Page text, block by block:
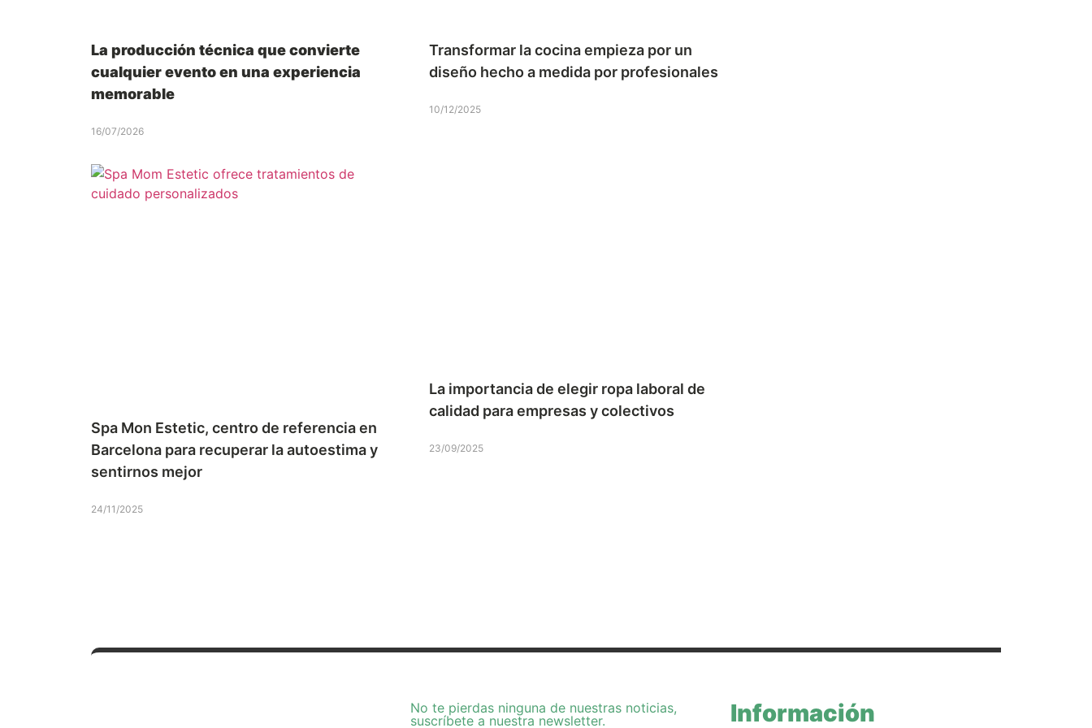
La producción técnica que convierte
cualquier evento en una experiencia
memorable
16/07/2026
Transformar la cocina empieza por un
diseño hecho a medida por profesionales
10/12/2025
Spa Mon Estetic, centro de referencia en
Barcelona para recuperar la autoestima y
sentirnos mejor
24/11/2025
La importancia de elegir ropa laboral de
calidad para empresas y colectivos
23/09/2025
No te pierdas ninguna de nuestras noticias,
suscríbete a nuestra newsletter.
Información